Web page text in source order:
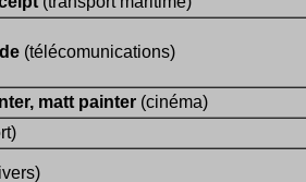
(télécomunications)
matt painter (cinéma)